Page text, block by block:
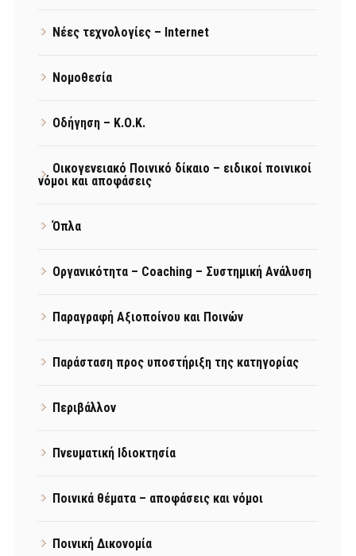
Νέες τεχνολογίες – Internet
Νομοθεσία
Οδήγηση – Κ.Ο.Κ.
Οικογενειακό Ποινικό δίκαιο – ειδικοί ποινικοί
νόμοι και αποφάσεις
Όπλα
Οργανικότητα – Coaching – Συστημική Ανάλυση
Παραγραφή Αξιοποίνου και Ποινών
Παράσταση προς υποστήριξη της κατηγορίας
Περιβάλλον
Πνευματική Ιδιοκτησία
Ποινικά θέματα – αποφάσεις και νόμοι
Ποινική Δικονομία